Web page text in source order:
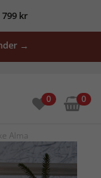
kr
→
0 0
Alma